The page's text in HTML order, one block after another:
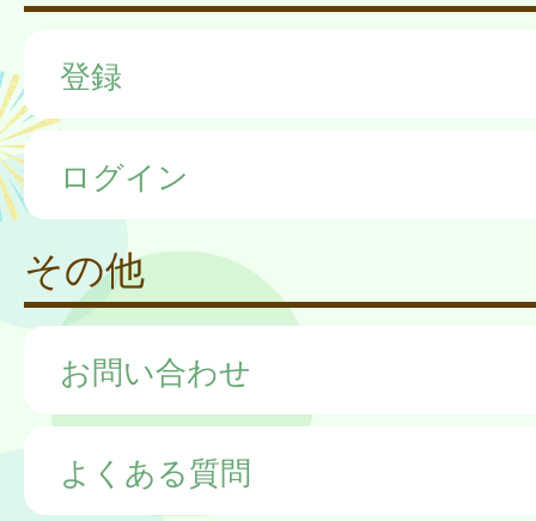
登録
ログイン
その他
お問い合わせ
よくある質問